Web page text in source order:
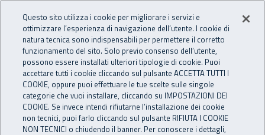
INAIL - Istituto Nazionale
Apri cerca
Navigazione principale
Navigazione - Ti trovi in:
Home Inail comunica Avvisi
Questo sito utilizza i cookie per migliorare i servizi e
ottimizzare l’esperienza di navigazione dell’utente. I cookie di
natura tecnica sono indispensabili per permettere il corretto
funzionamento del sito. Solo previo consenso dell’utente,
possono essere installati ulteriori tipologie di cookie. Puoi
accettare tutti i cookie cliccando sul pulsante ACCETTA TUTTI I
COOKIE, oppure puoi effettuare le tue scelte sulle singole
categorie che vuoi installare, cliccando su IMPOSTAZIONI DEI
COOKIE. Se invece intendi rifiutarne l’installazione dei cookie
non tecnici, puoi farlo cliccando sul pulsante RIFIUTA I COOKIE
NON TECNICI o chiudendo il banner. Per conoscere i dettagli,